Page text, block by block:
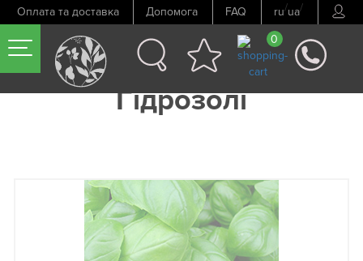
Оплата та доставка Допомога FAQ ru/ua/
0
Гідрозолі